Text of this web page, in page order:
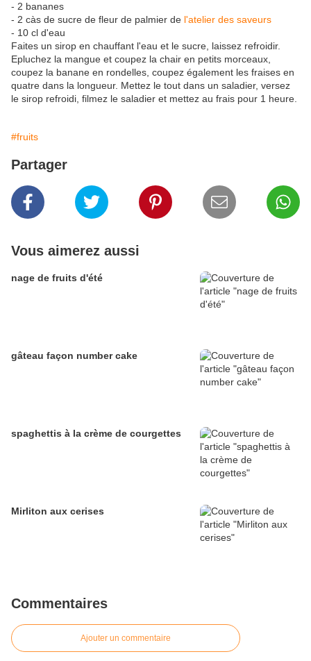
- 2 bananes
- 2 càs de sucre de fleur de palmier de l'atelier des saveurs
- 10 cl d'eau
Faites un sirop en chauffant l'eau et le sucre, laissez refroidir.
Epluchez la mangue et coupez la chair en petits morceaux,
coupez la banane en rondelles, coupez également les fraises en
quatre dans la longueur. Mettez le tout dans un saladier, versez
le sirop refroidi, filmez le saladier et mettez au frais pour 1 heure.
#fruits
Partager
Vous aimerez aussi
nage de fruits d'été
gâteau façon number cake
spaghettis à la crème de courgettes
Mirliton aux cerises
Commentaires
Ajouter un commentaire